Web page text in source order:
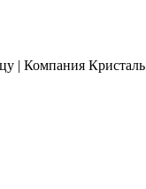
| Компания Кристаль